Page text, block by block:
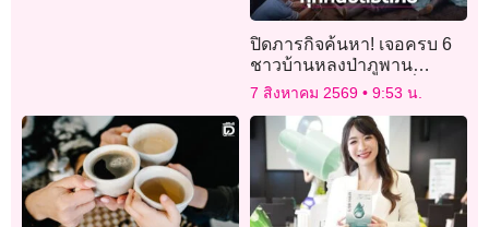
ปิดภารกิจค้นหา! เจอครบ 6
ชาวบ้านหลงป่าภูพาน
ปลอดภัยทุกคน แค่เหนื่อยล้า-
7 สิงหาคม 2569 9:53 น.